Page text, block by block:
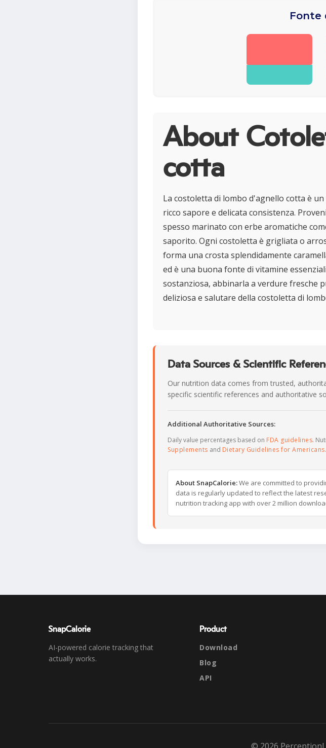
Fonte
About
cotta
La costoletta di lombo d'agnello cotta è
ricco sapore e delicata consistenza.
spesso marinato con erbe aromatiche
saporito. Ogni costoletta è grigliata o
forma una crosta splendidamente
ed è una buona fonte di vitamine
sostanziosa, abbinarla a verdure fresche
deliziosa e salutare della costoletta di
Data Sources & Scientific
Our nutrition data comes from trusted,
specific scientific references and authoritative
Additional Authoritative Sources:
Daily value percentages based on FDA guidelines.
Supplements and Dietary Guidelines for Americans.
About SnapCalorie:We are committed to
data is regularly updated to reflect the latest
nutrition tracking app with over 2 million
SnapCalorie
AI-powered calorie tracking that
actually works.
Product
Download
Blog
API